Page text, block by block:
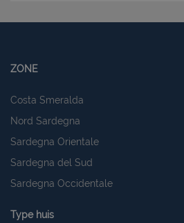
ZONE
Costa Smeralda
Nord Sardegna
Sardegna Orientale
Sardegna del Sud
Sardegna Occidentale
Type huis